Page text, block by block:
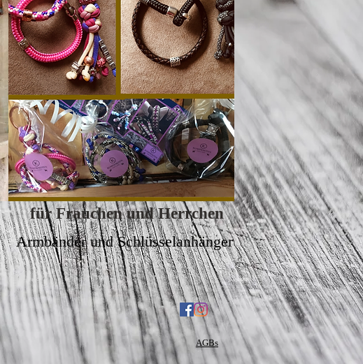
für Frauchen und Herrchen
Armbänder und Schlüsselanhänger
AGBs